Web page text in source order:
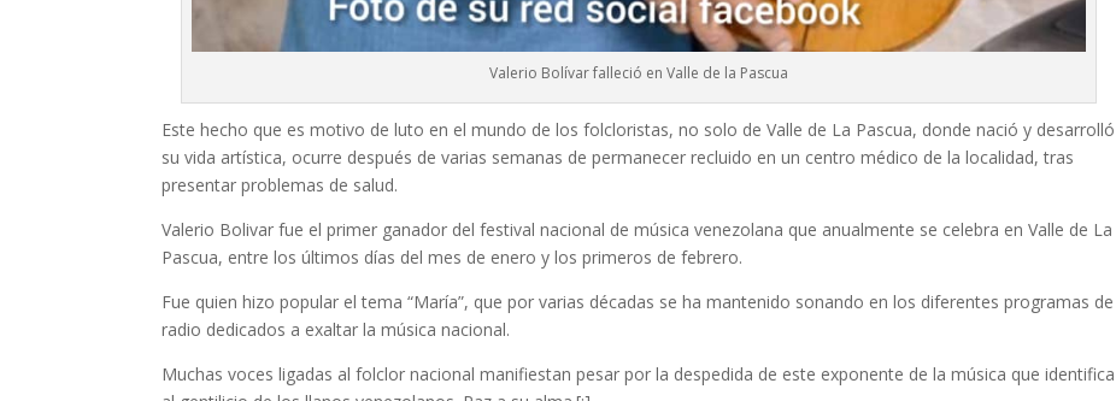
Valerio Bolívar falleció en Valle de la Pascua
Este hecho que es motivo de luto en el mundo de los folcloristas, no solo de Valle de La Pascua, donde nació y desarrolló
su vida artística, ocurre después de varias semanas de permanecer recluido en un centro médico de la localidad, tras
presentar problemas de salud.
Valerio Bolivar fue el primer ganador del festival nacional de música venezolana que anualmente se celebra en Valle de La
Pascua, entre los últimos días del mes de enero y los primeros de febrero.
Fue quien hizo popular el tema “María”, que por varias décadas se ha mantenido sonando en los diferentes programas de
radio dedicados a exaltar la música nacional.
Muchas voces ligadas al folclor nacional manifiestan pesar por la despedida de este exponente de la música que identifica